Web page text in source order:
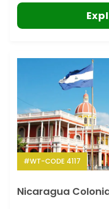
#WT-CODE 4117
Nicaragua